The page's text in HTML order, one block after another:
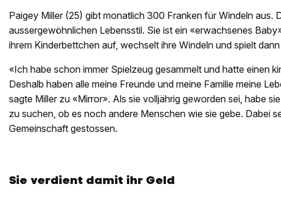
Paigey Miller (25) gibt monatlich 300 Franken für Windeln aus.
aussergewöhnlichen Lebensstil. Sie ist ein «erwachsenes
ihrem Kinderbettchen auf, wechselt ihre Windeln und spielt
«Ich habe schon immer Spielzeug gesammelt und hatte einen
Deshalb haben alle meine Freunde und meine Familie meine
sagte Miller zu «Mirror». Als sie volljährig geworden sei, habe
zu suchen, ob es noch andere Menschen wie sie gebe. Dabei
Gemeinschaft gestossen.
Sie verdient damit ihr Geld